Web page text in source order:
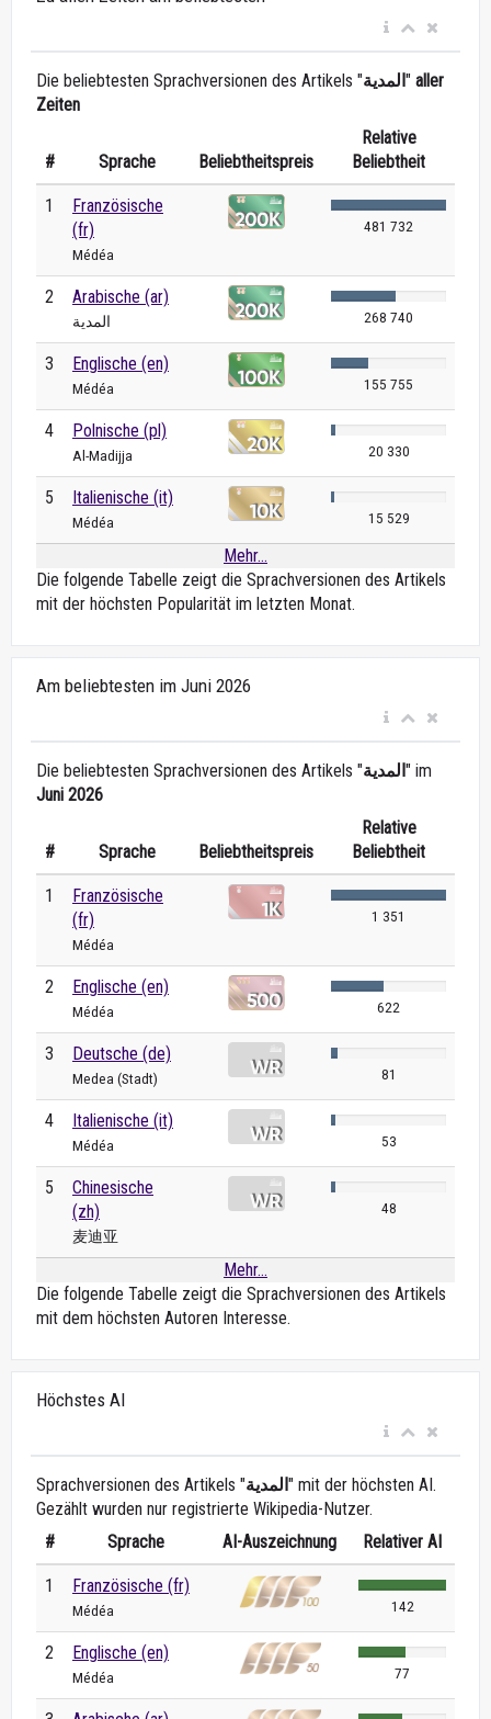
Die beliebtesten Sprachversionen des Artikels "المدية" aller
Zeiten
# Sprache Beliebtheitspreis
Relative
Beliebtheit
1
Französische
(fr)
Médéa
481 732
2 Arabische (ar)
المدية 268 740
3 Englische (en)
Médéa 155 755
4 Polnische (pl)
Al-Madijja 20 330
5 Italienische (it)
Médéa 15 529
Mehr...
Die folgende Tabelle zeigt die Sprachversionen des Artikels
mit der höchsten Popularität im letzten Monat.
Am beliebtesten im Juni 2026
Die beliebtesten Sprachversionen des Artikels "المدية" im
Juni 2026
# Sprache Beliebtheitspreis
Relative
Beliebtheit
1
Französische
(fr)
Médéa
1 351
2 Englische (en)
Médéa 622
3 Deutsche (de)
Medea (Stadt) 81
4 Italienische (it)
Médéa 53
5
Chinesische
(zh)
麦迪亚
48
Mehr...
Die folgende Tabelle zeigt die Sprachversionen des Artikels
mit dem höchsten Autoren Interesse.
Höchstes AI
Sprachversionen des Artikels "المدية" mit der höchsten AI.
Gezählt wurden nur registrierte Wikipedia-Nutzer.
#
Sprache AI-Auszeichnung Relativer AI
1 Französische (fr)
Médéa 142
2 Englische (en)
Médéa 77